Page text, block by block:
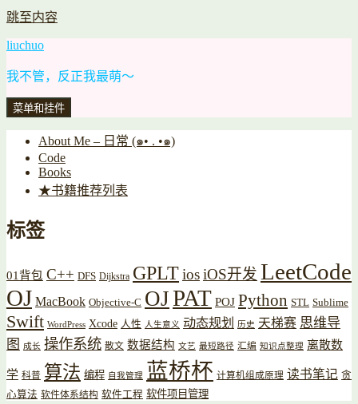
跳至内容
liuchuo
我不管，反正我最萌～
菜单和挂件
About Me – 日常 (๑• . •๑)
Code
Books
★书籍推荐列表
标签
01背包 C++ DFS Dijkstra GPLTiosiOS开发 LeetCode
OJ MacBook Objective-C OJPAT POJ Python STL Sublime
Swift WordPress Xcode 人性 人生意义 动态规划 历史 天梯赛 思维导
图
成长 操作系统 散文 数据结构 文艺 最短路径 汇编 知识点整理 离散数
学 科普 算法 编程 自我管理 蓝桥杯 计算机组成原理 读书笔记 贪
心算法 软件体系结构 软件工程 软件项目管理